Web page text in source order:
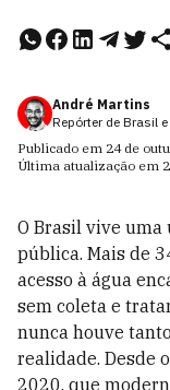
André Martins
Repórter de Brasil
Publicado em 24 de
Última atualização em
O Brasil vive uma
pública. Mais de
acesso à água
sem coleta e
nunca houve
realidade. Desde
2020, que